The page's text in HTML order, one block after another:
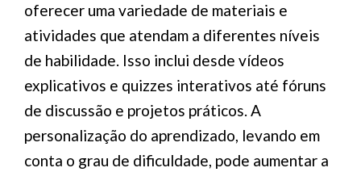
oferecer uma variedade de materiais e
atividades que atendam a diferentes níveis
de habilidade. Isso inclui desde vídeos
explicativos e quizzes interativos até fóruns
de discussão e projetos práticos. A
personalização do aprendizado, levando em
conta o grau de dificuldade, pode aumentar a